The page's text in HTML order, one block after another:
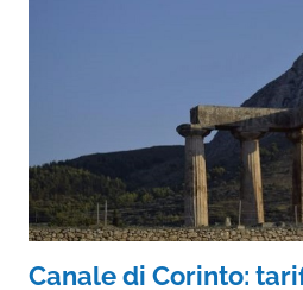
Canale di Corinto: